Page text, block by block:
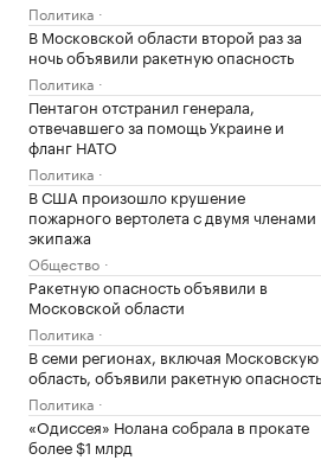
Политика
В Московской области второй раз за
ночь объявили ракетную опасность
Политика
Пентагон отстранил генерала,
отвечавшего за помощь Украине и
фланг НАТО
Политика
В США произошло крушение
пожарного вертолета с двумя членами
экипажа
Общество
Ракетную опасность объявили в
Московской области
Политика
В семи регионах, включая Московскую
область, объявили ракетную опасность
Политика
«Одиссея» Нолана собрала в прокате
более $1 млрд